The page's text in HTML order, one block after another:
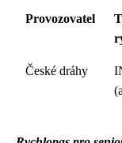
Provozovatel
České dráhy